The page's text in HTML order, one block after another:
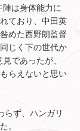
は身体能力に
ており、中田英
めた西野朗監督
じく下の世代か
であったが、
らえないと思い
らず、ハンガリ
。